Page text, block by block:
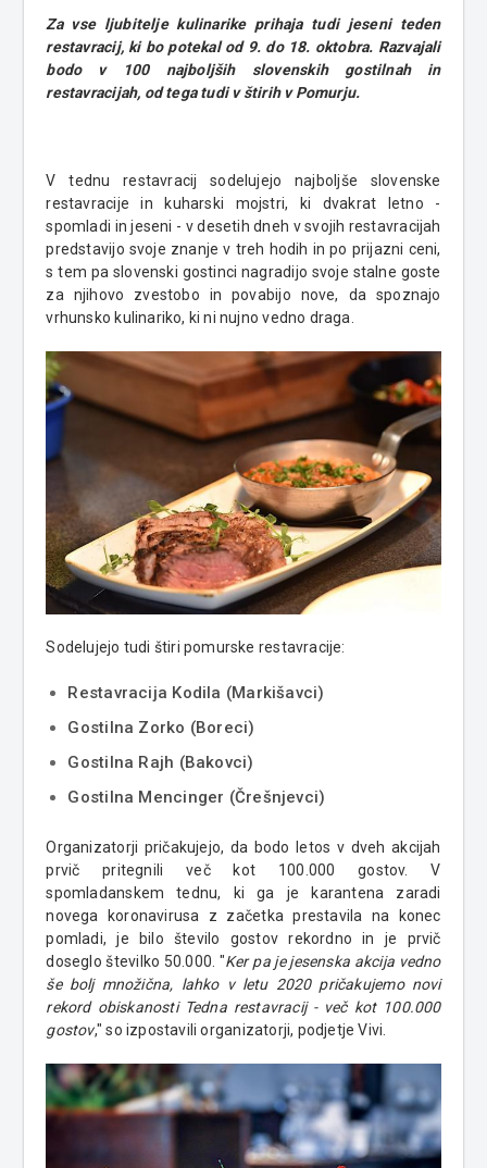
Za vse ljubitelje kulinarike prihaja tudi jeseni teden
restavracij, ki bo potekal od 9. do 18. oktobra. Razvajali
bodo v 100 najboljših slovenskih gostilnah in
restavracijah, od tega tudi v štirih v Pomurju.
V tednu restavracij sodelujejo najboljše slovenske
restavracije in kuharski mojstri, ki dvakrat letno -
spomladi in jeseni - v desetih dneh v svojih restavracijah
predstavijo svoje znanje v treh hodih in po prijazni ceni,
s tem pa slovenski gostinci nagradijo svoje stalne goste
za njihovo zvestobo in povabijo nove, da spoznajo
vrhunsko kulinariko, ki ni nujno vedno draga.
Sodelujejo tudi štiri pomurske restavracije:
Restavracija Kodila (Markišavci)
Gostilna Zorko (Boreci)
Gostilna Rajh (Bakovci)
Gostilna Mencinger (Črešnjevci)
Organizatorji pričakujejo, da bodo letos v dveh akcijah
prvič pritegnili več kot 100.000 gostov. V
spomladanskem tednu, ki ga je karantena zaradi
novega koronavirusa z začetka prestavila na konec
pomladi, je bilo število gostov rekordno in je prvič
doseglo številko 50.000. "Ker pa je jesenska akcija vedno
še bolj množična, lahko v letu 2020 pričakujemo novi
rekord obiskanosti Tedna restavracij - več kot 100.000
gostov," so izpostavili organizatorji, podjetje Vivi.